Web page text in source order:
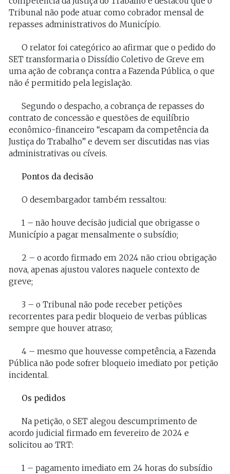
Tribunal não pode atuar como cobrador mensal de
repasses administrativos do Município.
O relator foi categórico ao afirmar que o pedido do
SET transformaria o Dissídio Coletivo de Greve em
uma ação de cobrança contra a Fazenda Pública, o que
não é permitido pela legislação.
Segundo o despacho, a cobrança de repasses do
contrato de concessão e questões de equilíbrio
econômico-financeiro “escapam da competência da
Justiça do Trabalho” e devem ser discutidas nas vias
administrativas ou cíveis.
Pontos da decisão
O desembargador também ressaltou:
1 – não houve decisão judicial que obrigasse o
Município a pagar mensalmente o subsídio;
2 – o acordo firmado em 2024 não criou obrigação
nova, apenas ajustou valores naquele contexto de
greve;
3 – o Tribunal não pode receber petições
recorrentes para pedir bloqueio de verbas públicas
sempre que houver atraso;
4 – mesmo que houvesse competência, a Fazenda
Pública não pode sofrer bloqueio imediato por petição
incidental.
Os pedidos
Na petição, o SET alegou descumprimento de
acordo judicial firmado em fevereiro de 2024 e
solicitou ao TRT:
1 – pagamento imediato em 24 horas do subsídio